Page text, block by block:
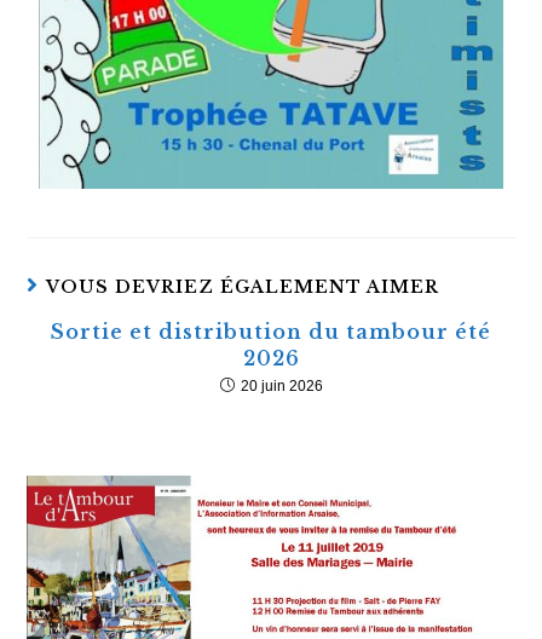
VOUS DEVRIEZ ÉGALEMENT AIMER
Sortie et distribution du tambour été
2026
20 juin 2026